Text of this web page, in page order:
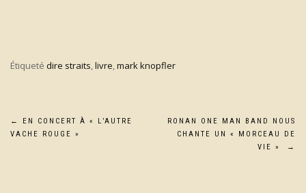
Étiqueté dire straits,livre,mark knopfler
Navigation
←
EN CONCERT À « L’AUTRE
VACHE ROUGE »
RONAN ONE MAN BAND NOUS
CHANTE UN « MORCEAU DE
VIE »
→